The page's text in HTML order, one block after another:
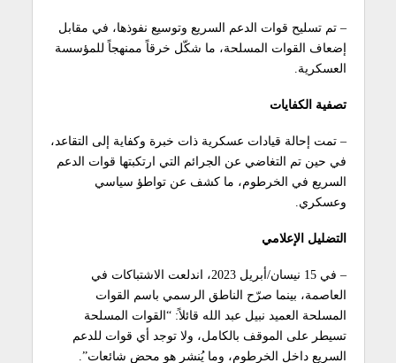
– تم تسليح قوات الدعم السريع وتوسيع نفوذها، في مقابل
إضعاف القوات المسلحة، ما شكّل خرقاً ممنهجاً للمؤسسة
العسكرية.
تصفية الكفايات
– تمت إحالة قيادات عسكرية ذات خبرة وكفاية إلى التقاعد،
في حين تم التغاضي عن الجرائم التي ارتكبتها قوات الدعم
السريع في الخرطوم، ما كشف عن تواطؤ سياسي
وعسكري.
التضليل الإعلامي
– في 15 نيسان/أبريل 2023، اندلعت الاشتباكات في
العاصمة، بينما صرّح الناطق الرسمي باسم القوات
المسلحة العميد نبيل عبد الله قائلاً: “القوات المسلحة
تسيطر على الموقف بالكامل، ولا توجد أي قوات للدعم
السريع داخل الخرطوم، وما يُنشر هو محض شائعات”.